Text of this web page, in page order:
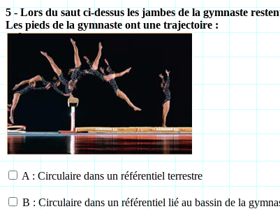
5 - Lors du saut ci-dessus les jambes de la gymnaste
Les pieds de la gymnaste ont une trajectoire :
A : Circulaire dans un référentiel terrestre
B : Circulaire dans un référentiel lié au bassin de la